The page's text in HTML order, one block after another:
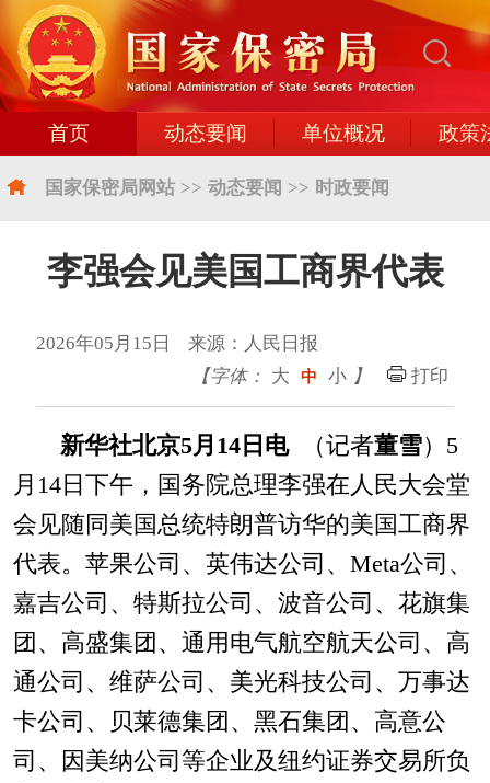
首页 动态要闻 单位概况 政策
国家保密局网站 >> 动态要闻 >> 时政要闻
李强会见美国工商界代表
2026年05月15日 来源：人民日报
【字体： 大 中 小 】 打印
新华社北京5月14日电（记者董雪）5
月14日下午，国务院总理李强在人民大会堂
会见随同美国总统特朗普访华的美国工商界
代表。苹果公司、英伟达公司、Meta公司、
嘉吉公司、特斯拉公司、波音公司、花旗集
团、高盛集团、通用电气航空航天公司、高
通公司、维萨公司、美光科技公司、万事达
卡公司、贝莱德集团、黑石集团、高意公
司、因美纳公司等企业及纽约证券交易所负